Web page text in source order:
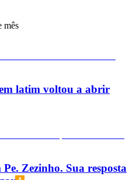
mês
latim voltou a abrir
Zezinho. Sua resposta